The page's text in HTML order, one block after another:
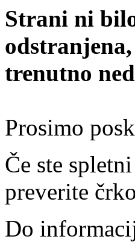
Strani ni
trenutno
Prosimo
Če ste
preverite
Do